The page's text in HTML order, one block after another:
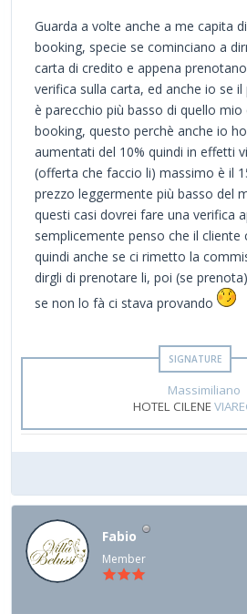
Guarda a volte anche a me capita
booking, specie se cominciano a
carta di credito e appena
verifica sulla carta, ed anche io se
è parecchio più basso di quello
booking, questo perchè anche io
aumentati del 10% quindi in effetti
(offerta che faccio li) massimo è il
prezzo leggermente più basso del
questi casi dovrei fare una verifica
semplicemente penso che il cliente
quindi anche se ci rimetto la
dirgli di prenotare li, poi (se
se non lo fà ci stava provando
Massimiliano
HOTEL CILENE
Fabio
Member